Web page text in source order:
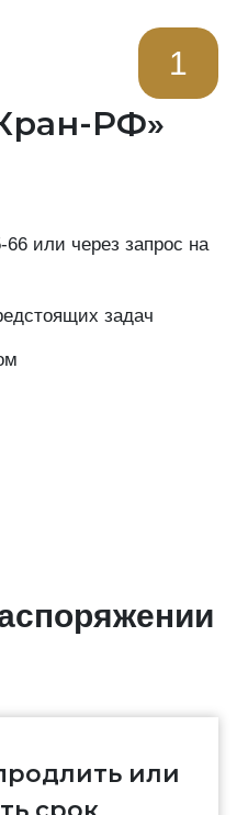
1
РФ»
66 или через запрос на
задач
или